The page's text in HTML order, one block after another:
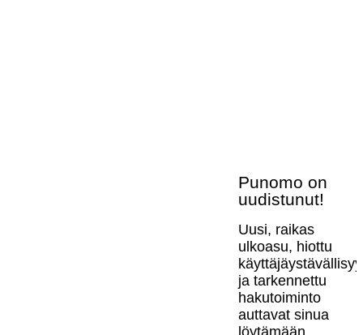
Punomo on
uudistunut!
Uusi, raikas
ulkoasu, hiottu
ja tarkennettu
hakutoiminto
auttavat sinua
löytämään